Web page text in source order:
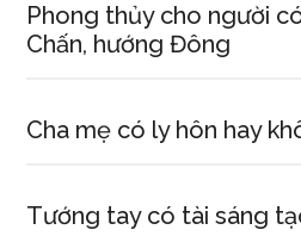
Phong thủy cho người
Chấn, hướng Đông
Cha mẹ có ly hôn hay
Tướng tay có tài sáng